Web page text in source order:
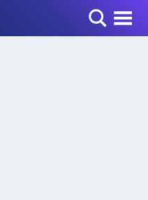
Toggle Menu